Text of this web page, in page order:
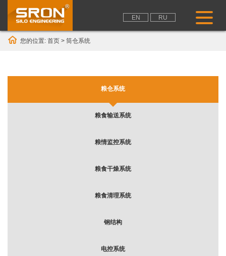
EN RU
您的位置: 首页 > 筒仓系统
粮仓系统
粮食输送系统
粮情监控系统
粮食干燥系统
粮食清理系统
钢结构
电控系统